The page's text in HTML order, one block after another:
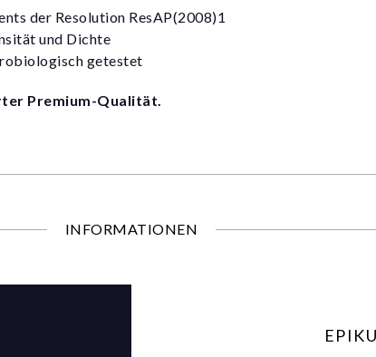
der Resolution ResAP(2008)1
und Dichte
getestet
Premium-Qualität.
INFORMATIONEN